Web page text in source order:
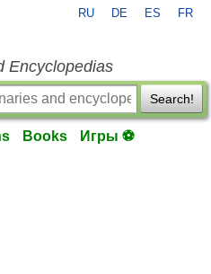
RU DE ES FR
Encyclopedias
Search!
Books Игры ⚽